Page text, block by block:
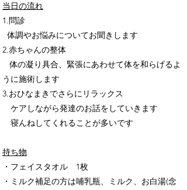
当日の流れ
1.問診
体調やお悩みについてお聞きします
2.赤ちゃんの整体
体の凝り具合、緊張にあわせて体を和らげるよ
うに施術します
3.おひなまきでさらにリラックス
ケアしながら発達のお話をしていきます
​ 寝んねしてくれることが多いです
持ち物
・フェイスタオル 1枚
・ミルク補足の方は哺乳瓶、ミルク、お白湯(念